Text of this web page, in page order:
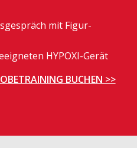
mit Figur-
HYPOXI-Gerät
BUCHEN >>